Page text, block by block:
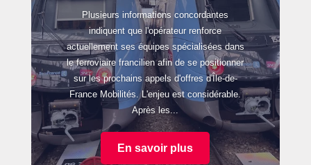
Plusieurs informations concordantes
indiquent que l'opérateur renforce
actuellement ses équipes spécialisées dans
le ferroviaire francilien afin de se positionner
sur les prochains appels d'offres d'Île-de-
France Mobilités. L'enjeu est considérable.
Après les...
En savoir plus